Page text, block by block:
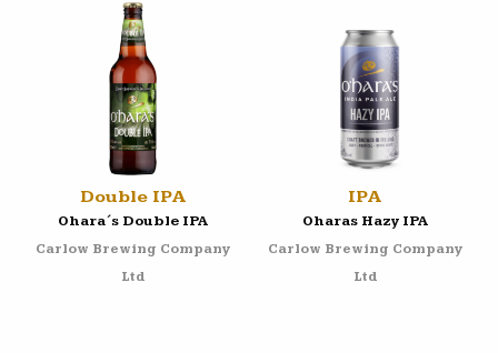
Double IPA
Ohara´s Double IPA
Carlow Brewing Company
Ltd
IPA
Oharas Hazy IPA
Carlow Brewing Company
Ltd